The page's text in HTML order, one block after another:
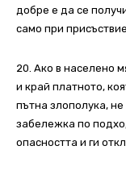
добре е да се
само при
20. Ако в населено
и край платното,
пътна злополука,
забележка по
опасността и ги